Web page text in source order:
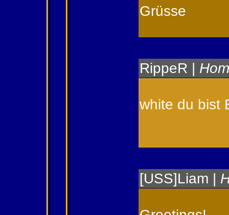
Grüsse
RippeR |
white du bist
[USS]Liam |